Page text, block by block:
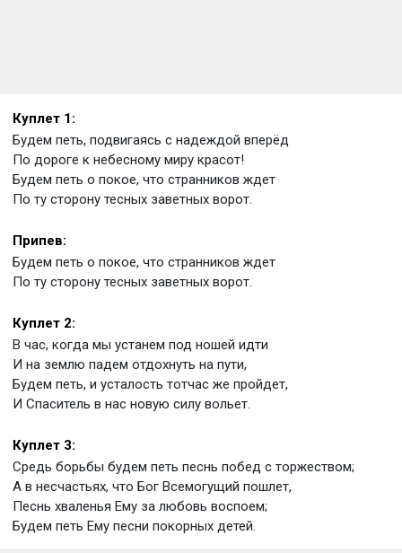
Куплет 1:
Будем петь, подвигаясь с надеждой вперёд
По дороге к небесному миру красот!
Будем петь о покое, что странников ждет
По ту сторону тесных заветных ворот.
Припев:
Будем петь о покое, что странников ждет
По ту сторону тесных заветных ворот.
Куплет 2:
В час, когда мы устанем под ношей идти
И на землю падем отдохнуть на пути,
Будем петь, и усталость тотчас же пройдет,
И Спаситель в нас новую силу вольет.
Куплет 3:
Средь борьбы будем петь песнь побед с торжеством;
А в несчастьях, что Бог Всемогущий пошлет,
Песнь хваленья Ему за любовь воспоем;
Будем петь Ему песни покорных детей.